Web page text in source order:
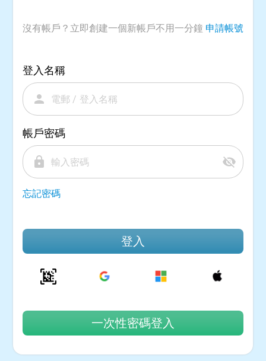
沒有帳戶？立即創建一個新帳戶不用一分鐘 申請帳號
登入名稱
person
帳戶密碼
lock visibility_off
忘記密碼